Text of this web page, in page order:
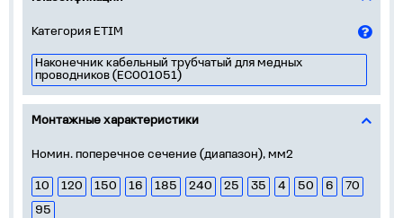
Категория ETIM
Наконечник кабельный трубчатый для медных
проводников (EC001051)
Монтажные характеристики
Номин. поперечное сечение (диапазон), мм2
10 120 150 16 185 240 25 35 4 50 6
70
95